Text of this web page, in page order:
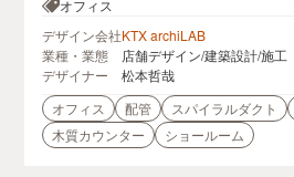
オフィス
デザイン会社KTX archiLAB
業種・業態
店舗デザイン/建築設計/施工
デザイナー
松本哲哉
オフィス
配管 スパイラルダクト
木質カウンター
ショールーム